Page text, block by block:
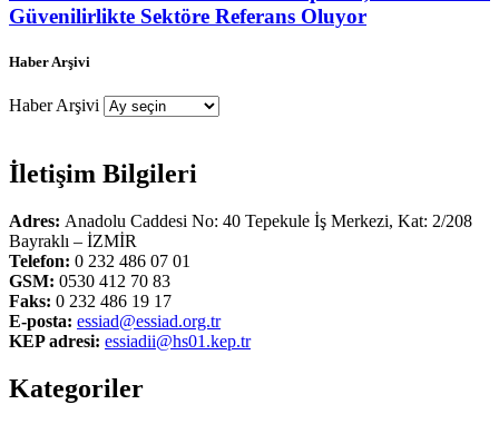
Güvenilirlikte Sektöre Referans Oluyor
Haber Arşivi
Haber Arşivi
İletişim Bilgileri
Adres: Anadolu Caddesi No: 40 Tepekule İş Merkezi, Kat: 2/208
Bayraklı – İZMİR
Telefon: 0 232 486 07 01
GSM: 0530 412 70 83
Faks: 0 232 486 19 17
E-posta: essiad@essiad.org.tr
KEP adresi: essiadii@hs01.kep.tr
Kategoriler